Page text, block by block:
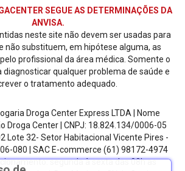
SEGUE AS DETERMINAÇÕES DA
ANVISA.
neste site não devem ser usadas para
não substituem, em hipótese alguma, as
profissional da área médica. Somente o
diagnosticar qualquer problema de saúde e
o tratamento adequado.
Droga Center Express LTDA | Nome
Droga Center | CNPJ: 18.824.134/0006-05
Lote 32- Setor Habitacional Vicente Pires -
080
| SAC E-commerce (61) 98172-4974
segunda à sexta das 08h as